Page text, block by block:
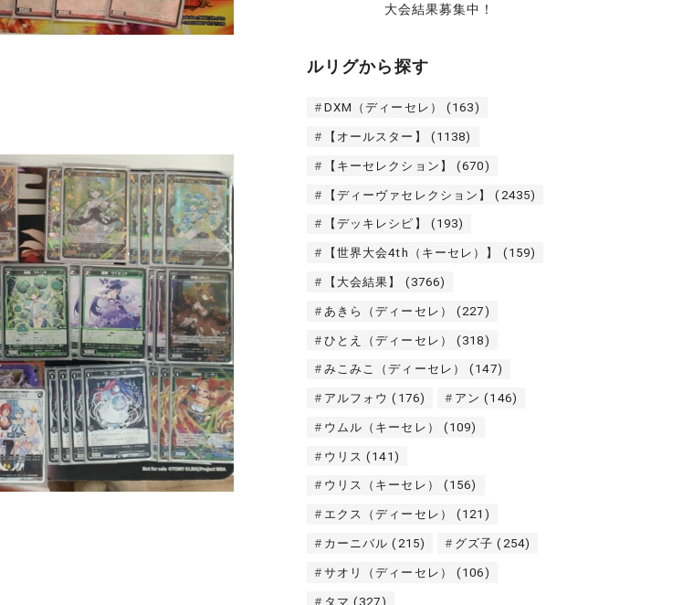
大会結果募集中！
ルリグから探す
DXM（ディーセレ） (163)
【オールスター】 (1138)
【キーセレクション】 (670)
【ディーヴァセレクション】 (2435)
【デッキレシピ】 (193)
【世界大会4th（キーセレ）】 (159)
【大会結果】 (3766)
あきら（ディーセレ） (227)
ひとえ（ディーセレ） (318)
みこみこ（ディーセレ） (147)
アルフォウ (176) アン (146)
ウムル（キーセレ） (109)
ウリス (141)
ウリス（キーセレ） (156)
エクス（ディーセレ） (121)
カーニバル (215) グズ子 (254)
サオリ（ディーセレ） (106)
タマ (327)